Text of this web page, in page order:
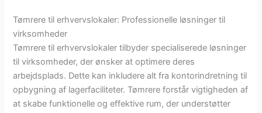
Tømrere til erhvervslokaler: Professionelle løsninger til
virksomheder
Tømrere til erhvervslokaler tilbyder specialiserede løsninger
til virksomheder, der ønsker at optimere deres
arbejdsplads. Dette kan inkludere alt fra kontorindretning til
opbygning af lagerfaciliteter. Tømrere forstår vigtigheden af
at skabe funktionelle og effektive rum, der understøtter